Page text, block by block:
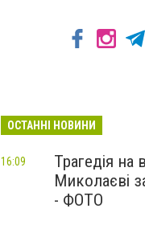
ОСТАННІ НОВИНИ
Трагедія на
Миколаєві
- ФОТО
16:09